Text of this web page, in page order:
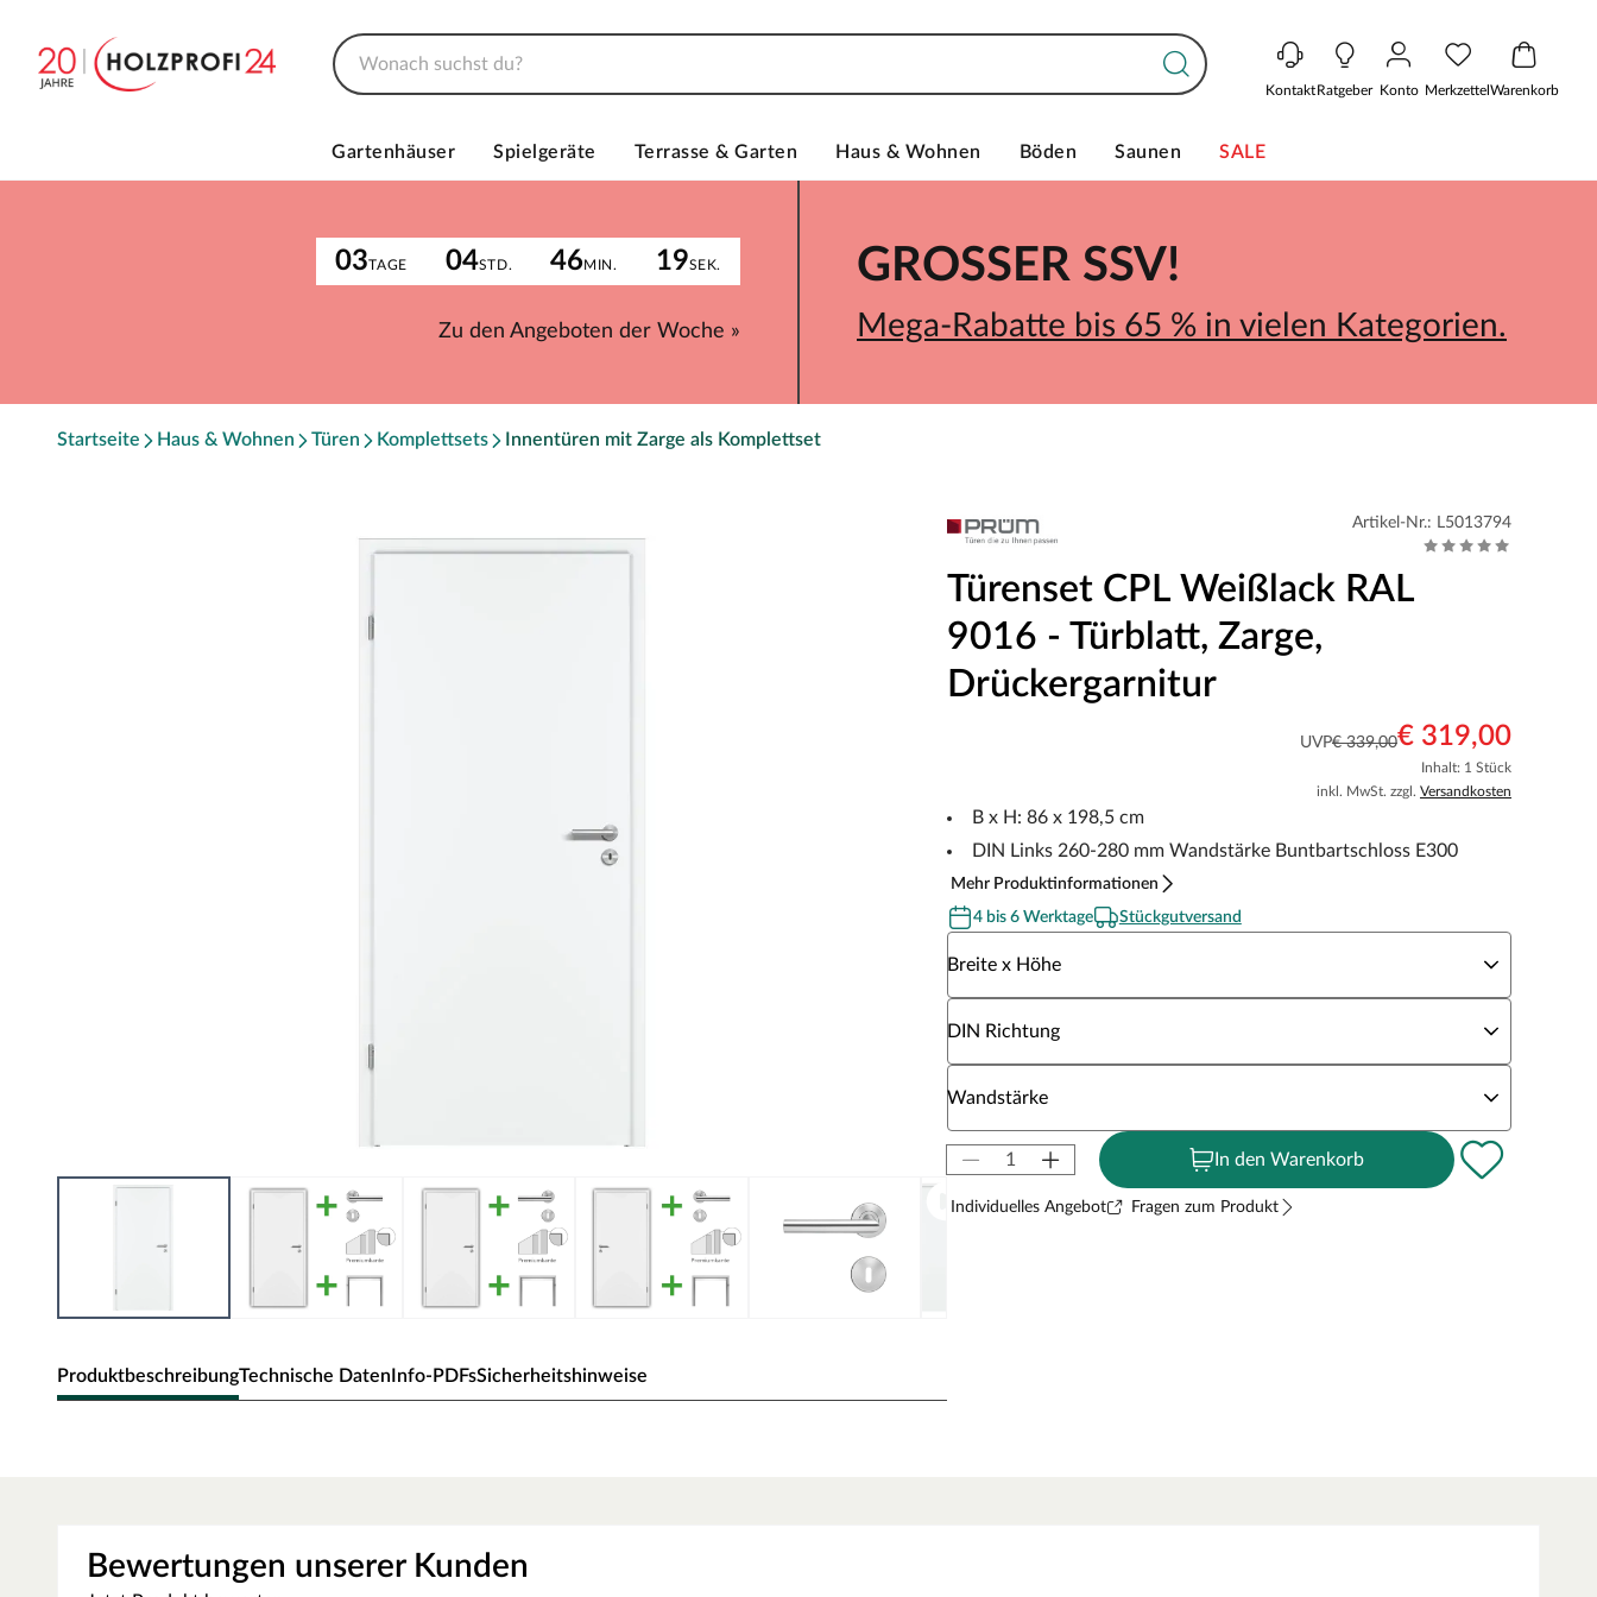
KontaktRatgeber Konto MerkzettelWarenkorb
Gartenhäuser Spielgeräte Terrasse & Garten Haus & Wohnen Böden Saunen SALE
03TAGE 04STD. 46MIN. 19SEK.
Zu den Angeboten der Woche »
GROSSER SSV!
Mega-Rabatte bis 65 % in vielen Kategorien.
Startseite Haus & Wohnen Türen Komplettsets Innentüren mit Zarge als Komplettset
ProduktbeschreibungTechnische DatenInfo-PDFsSicherheitshinweise
Weißlack-Optik: Elegant und zurückhaltend, die sich ideal jeder Umgebung anpasst!
Artikel-Nr.: L5013794
Türenset CPL Weißlack RAL
9016 - Türblatt, Zarge,
Drückergarnitur
UVP€ 339,00€ 319,00
Inhalt: 1 Stück
inkl. MwSt. zzgl. Versandkosten
B x H: 86 x 198,5 cm
DIN Links 260-280 mm Wandstärke Buntbartschloss E300
Mehr Produktinformationen
4 bis 6 Werktage
Stückgutversand
Breite x Höhe
DIN Richtung
Wandstärke
In den Warenkorb
Individuelles Angebot Fragen zum Produkt
Bewertungen unserer Kunden